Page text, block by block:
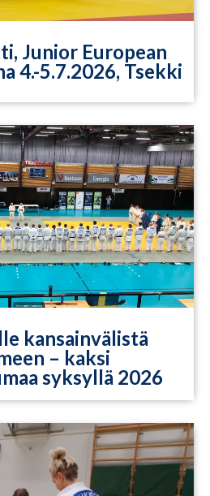
Junior European
4.-5.7.2026, Tsekki
kansainvälistä
– kaksi
syksyllä 2026